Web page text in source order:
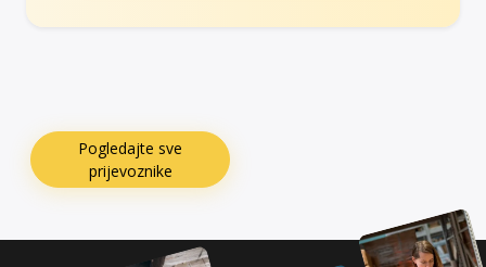
Pogledajte sve
prijevoznike